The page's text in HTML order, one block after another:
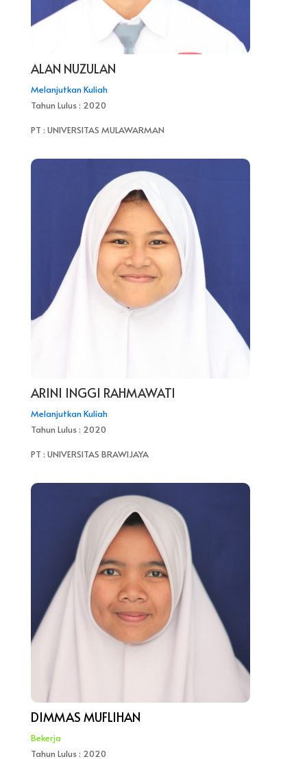
ALAN NUZULAN
Melanjutkan Kuliah
Tahun Lulus : 2020
PT : UNIVERSITAS MULAWARMAN
ARINI INGGI RAHMAWATI
Melanjutkan Kuliah
Tahun Lulus : 2020
PT : UNIVERSITAS BRAWIJAYA
DIMMAS MUFLIHAN
Bekerja
Tahun Lulus : 2020